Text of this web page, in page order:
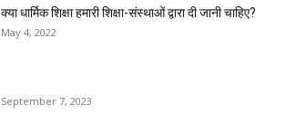
क्या धार्मिक शिक्षा हमारी शिक्षा-संस्थाओं द्वारा दी जानी चाहिए?
May 4, 2022
September 7, 2023